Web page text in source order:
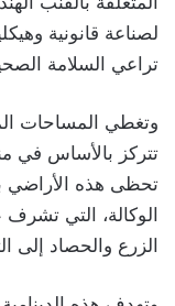
لصناعة قانونية
تراعي السلامة
تتركز بالأساس في
تحظى هذه الأراضي
الوكالة، التي
الزرع والحصاد إلى